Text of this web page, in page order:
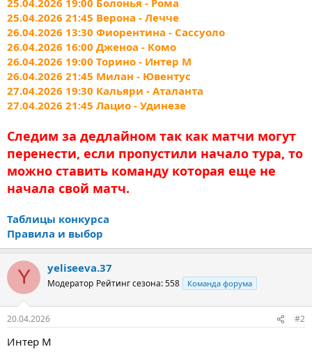
25.04.2026 21:45 Верона - Лечче
26.04.2026 13:30 Фиорентина - Сассуоло
26.04.2026 16:00 Дженоа - Комо
26.04.2026 19:00 Торино - Интер М
26.04.2026 21:45 Милан - Ювентус
27.04.2026 19:30 Кальяри - Аталанта
27.04.2026 21:45 Лацио - Удинезе
Следим за дедлайном так как матчи могут
перенести, если пропустили начало тура, то
можно ставить команду которая еще не
начала свой матч.
Таблицы конкурса
Правила и выбор
Y yeliseeva.37
Модератор Рейтинг сезона: 558 Команда форума
20.04.2026 #2
Интер М